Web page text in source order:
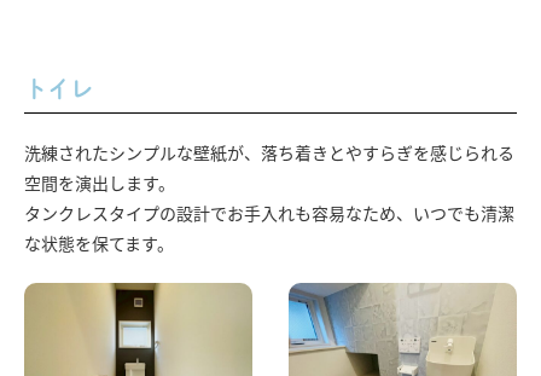
トイレ
洗練されたシンプルな壁紙が、落ち着きとやすらぎを感じられる
空間を演出します。
タンクレスタイプの設計でお手入れも容易なため、いつでも清潔
な状態を保てます。